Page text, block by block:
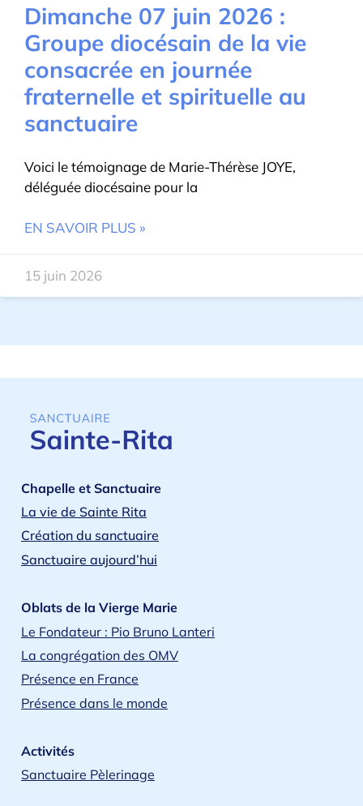
Dimanche 07 juin 2026 :
Groupe diocésain de la vie
consacrée en journée
fraternelle et spirituelle au
sanctuaire
Voici le témoignage de Marie-Thérèse JOYE,
déléguée diocésaine pour la
EN SAVOIR PLUS »
15 juin 2026
Chapelle et Sanctuaire
La vie de Sainte Rita
Création du sanctuaire
Sanctuaire aujourd’hui
Oblats de la Vierge Marie
Le Fondateur : Pio Bruno Lanteri
La congrégation des OMV
Présence en France
Présence dans le monde
Activités
Sanctuaire Pèlerinage